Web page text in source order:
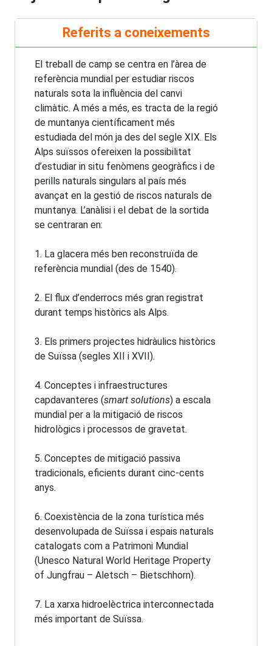
Referits a coneixements
El treball de camp se centra en l’àrea de
referència mundial per estudiar riscos
naturals sota la influència del canvi
climàtic. A més a més, es tracta de la regió
de muntanya científicament més
estudiada del món ja des del segle XIX. Els
Alps suïssos ofereixen la possibilitat
d’estudiar in situ fenòmens geogràfics i de
perills naturals singulars al país més
avançat en la gestió de riscos naturals de
muntanya. L’anàlisi i el debat de la sortida
se centraran en:
1. La glacera més ben reconstruïda de
referència mundial (des de 1540).
2. El flux d’enderrocs més gran registrat
durant temps històrics als Alps.
3. Els primers projectes hidràulics històrics
de Suïssa (segles XII i XVII).
4. Conceptes i infraestructures
capdavanteres (smart solutions) a escala
mundial per a la mitigació de riscos
hidrològics i processos de gravetat.
5. Conceptes de mitigació passiva
tradicionals, eficients durant cinc-cents
anys.
6. Coexistència de la zona turística més
desenvolupada de Suïssa i espais naturals
catalogats com a Patrimoni Mundial
(Unesco Natural World Heritage Property
of Jungfrau – Aletsch – Bietschhorn).
7. La xarxa hidroelèctrica interconnectada
més important de Suïssa.